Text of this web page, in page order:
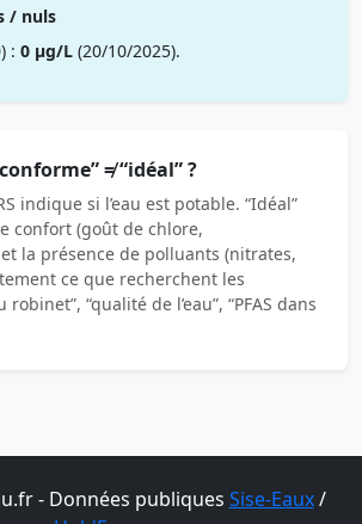
/ nuls
: 0 µg/L (20/10/2025).
≠ “idéal” ?
indique si l’eau est potable. “Idéal”
confort (goût de chlore,
la présence de polluants (nitrates,
ce que recherchent les
“qualité de l’eau”, “PFAS dans
- Données publiques Sise-Eaux/